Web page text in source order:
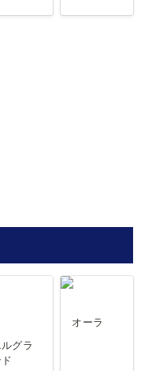
ラン
ルグラ
オーラ
オーラ